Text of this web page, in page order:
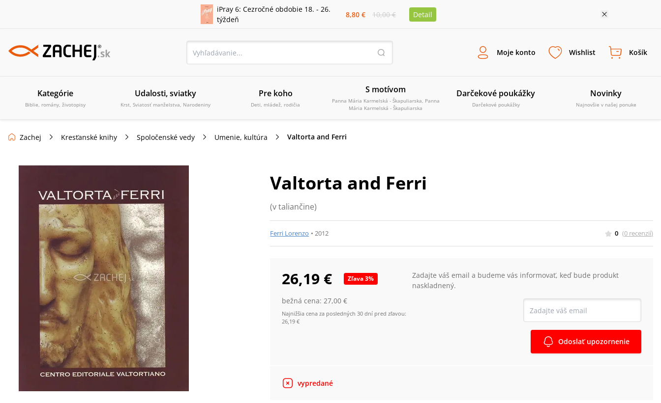
iPray 6: Cezročné obdobie 18. - 26.
týždeň
8,80 € 10,00 € Detail
Moje konto Wishlist Košík
Kategórie
Biblie, romány, životopisy
Udalosti, sviatky
Krst, Sviatosť manželstva, Narodeniny
Pre koho
Deti, mládež, rodičia
S motívom
Panna Mária Karmelská - Škapuliarska, Panna
Mária Karmelská - Škapuliarska
Darčekové poukážky
Darčekové poukážky
Novinky
Najnovšie v našej ponuke
Zachej Kresťanské knihy Spoločenské vedy Umenie, kultúra Valtorta and Ferri
Valtorta and Ferri
(v taliančine)
Ferri Lorenzo •2012 0 (0 recenzií)
26,19 € Zľava3%
bežná cena:27,00 €
Najnižšia cena za posledných 30 dní pred zľavou:
26,19 €
Zadajte váš email a budeme vás informovať, keď bude produkt
naskladnený.
Odoslať upozornenie
vypredané